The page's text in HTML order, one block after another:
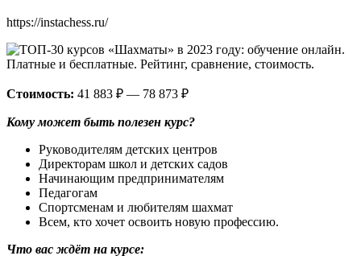
https://instachess.ru/
Стоимость: 41 883 ₽ — 78 873 ₽
Кому может быть полезен курс?
Руководителям детских центров
Директорам школ и детских садов
Начинающим предпринимателям
Педагогам
Спортсменам и любителям шахмат
Всем, кто хочет освоить новую профессию.
Что вас ждёт на курсе: